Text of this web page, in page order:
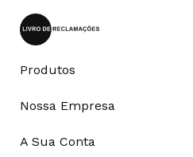
Produtos
Nossa Empresa
A Sua Conta